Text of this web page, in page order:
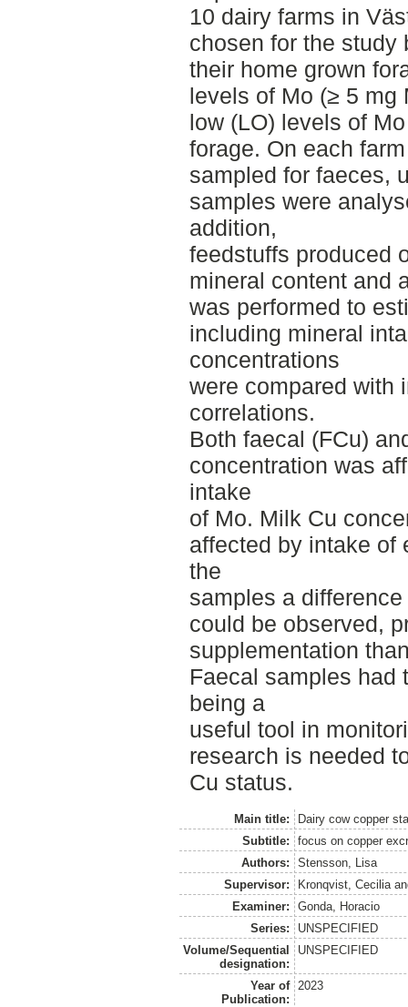
10 dairy farms in
chosen for the study
their home grown
levels of Mo (≥ 5 mg
low (LO) levels of
forage. On each
sampled for faeces,
samples were
addition,
feedstuffs produced
mineral content and
was performed to
including mineral
concentrations
were compared with
correlations.
Both faecal (FCu)
concentration was
intake
of Mo. Milk Cu
affected by intake of
the
samples a
could be observed,
supplementation
Faecal samples had
being a
useful tool in
research is needed
Cu status.
Main title:
Dairy cow copper
Subtitle:
focus on copper
Authors:
Stensson, Lisa
Supervisor:
Kronqvist, Cecilia
Examiner:
Gonda, Horacio
Series:
UNSPECIFIED
Volume/Sequential
designation:
UNSPECIFIED
Year of
Publication:
2023